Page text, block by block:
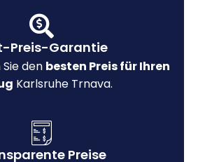
Preis-Garantie
den besten Preis für Ihren
Karlsruhe Trnava.
Preise